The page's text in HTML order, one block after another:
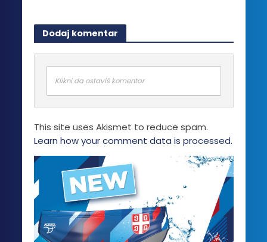
Dodaj komentar
Klikni da ostaviš komentar
This site uses Akismet to reduce spam.
Learn how your comment data is processed.